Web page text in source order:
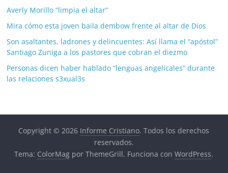
Averly Morillo “limpia el altar”
Mira cómo esta joven baila dembow frente al altar de Dios
Son asaltantes, ladrones y delincuentes: Así llama el “apóstol”
Santiago Zuniga a los pastores que cobran el diezmo
Personas dicen haber hablado “lenguas angelicales” durante
las relaciones s3xual3s
Copyright © 2026 Informe Cristiano. Todos los derechos
reservados.
Tema: ColorMag por ThemeGrill. Funciona conWordPress.